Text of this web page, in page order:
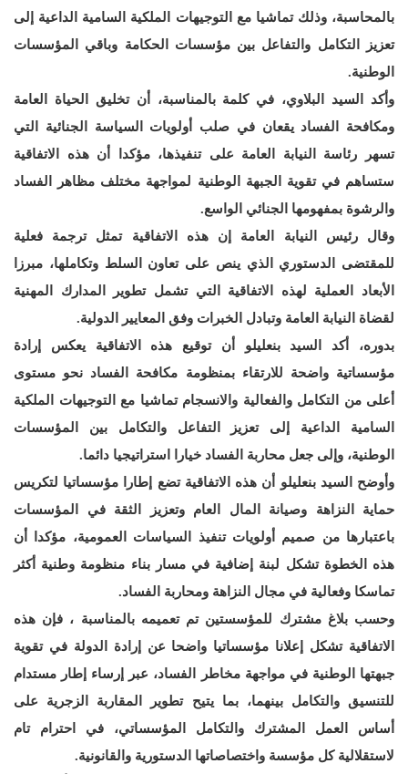
بالمحاسبة، وذلك تماشيا مع التوجيهات الملكية السامية الداعية إلى
تعزيز التكامل والتفاعل بين مؤسسات الحكامة وباقي المؤسسات
الوطنية.
وأكد السيد البلاوي، في كلمة بالمناسبة، أن تخليق الحياة العامة
ومكافحة الفساد يقعان في صلب أولويات السياسة الجنائية التي
تسهر رئاسة النيابة العامة على تنفيذها، مؤكدا أن هذه الاتفاقية
ستساهم في تقوية الجبهة الوطنية لمواجهة مختلف مظاهر الفساد
والرشوة بمفهومها الجنائي الواسع.
وقال رئيس النيابة العامة إن هذه الاتفاقية تمثل ترجمة فعلية
للمقتضى الدستوري الذي ينص على تعاون السلط وتكاملها، مبرزا
الأبعاد العملية لهذه الاتفاقية التي تشمل تطوير المدارك المهنية
لقضاة النيابة العامة وتبادل الخبرات وفق المعايير الدولية.
بدوره، أكد السيد بنعليلو أن توقيع هذه الاتفاقية يعكس إرادة
مؤسساتية واضحة للارتقاء بمنظومة مكافحة الفساد نحو مستوى
أعلى من التكامل والفعالية والانسجام تماشيا مع التوجيهات الملكية
السامية الداعية إلى تعزيز التفاعل والتكامل بين المؤسسات
الوطنية، وإلى جعل محاربة الفساد خيارا استراتيجيا دائما.
وأوضح السيد بنعليلو أن هذه الاتفاقية تضع إطارا مؤسساتيا لتكريس
حماية النزاهة وصيانة المال العام وتعزيز الثقة في المؤسسات
باعتبارها من صميم أولويات تنفيذ السياسات العمومية، مؤكدا أن
هذه الخطوة تشكل لبنة إضافية في مسار بناء منظومة وطنية أكثر
تماسكا وفعالية في مجال النزاهة ومحاربة الفساد.
وحسب بلاغ مشترك للمؤسستين تم تعميمه بالمناسبة ، فإن هذه
الاتفاقية تشكل إعلانا مؤسساتيا واضحا عن إرادة الدولة في تقوية
جبهتها الوطنية في مواجهة مخاطر الفساد، عبر إرساء إطار مستدام
للتنسيق والتكامل بينهما، بما يتيح تطوير المقاربة الزجرية على
أساس العمل المشترك والتكامل المؤسساتي، في احترام تام
لاستقلالية كل مؤسسة واختصاصاتها الدستورية والقانونية.